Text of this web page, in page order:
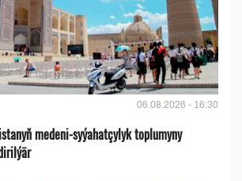
06.08.2026 - 16:30
medeni-syýahatçylyk toplumyny